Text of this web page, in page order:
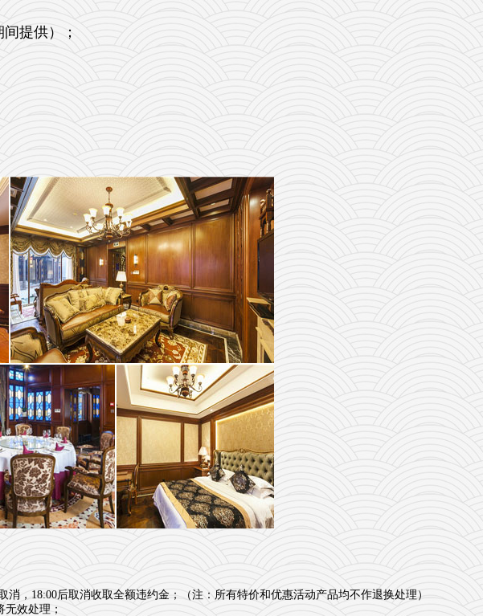
提供）；
，18:00后取消收取全额违约金；（注：所有特价和优惠活动产品均不作退换处理）
效处理；